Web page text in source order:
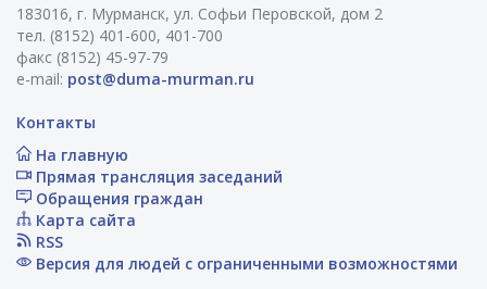
183016, г. Мурманск, ул. Софьи Перовской, дом 2
тел. (8152) 401-600, 401-700
факс (8152) 45-97-79
e-mail: post@duma-murman.ru
Контакты
На главную
Прямая трансляция заседаний
Обращения граждан
Карта сайта
RSS
Версия для людей с ограниченными возможностями